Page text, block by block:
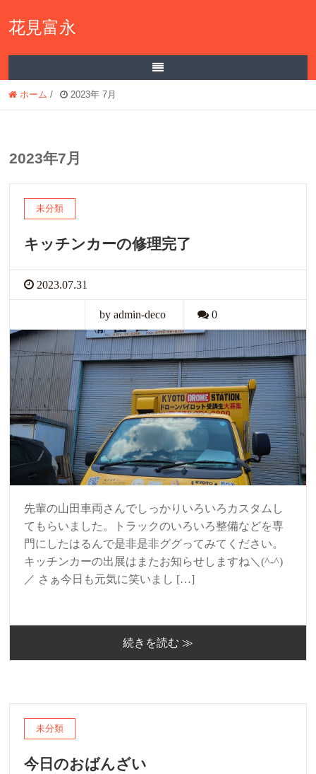
花見富永
ホーム / 2023年 7月
2023年7月
未分類
キッチンカーの修理完了
2023.07.31
by admin-deco 0
先輩の山田車両さんでしっかりいろいろカスタムし
てもらいました。トラックのいろいろ整備などを専
門にしたはるんで是非是非ググってみてください。
キッチンカーの出展はまたお知らせしますね＼(^-^)
／ さぁ今日も元気に笑いまし […]
続きを読む ≫
未分類
今日のおばんざい